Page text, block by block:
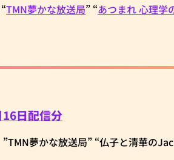
TMN夢かな放送局” “あつまれ 心理学
16日配信分
夢かな放送局” “仏子と清華の